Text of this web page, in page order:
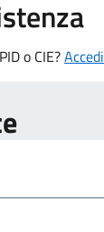
o CIE?Accedi